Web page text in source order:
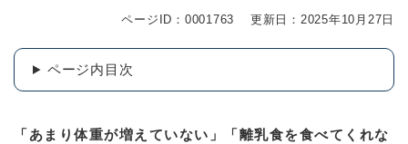
ページID：0001763 更新日：2025年10月27日
ページ内目次
「あまり体重が増えていない」「離乳食を食べてくれな